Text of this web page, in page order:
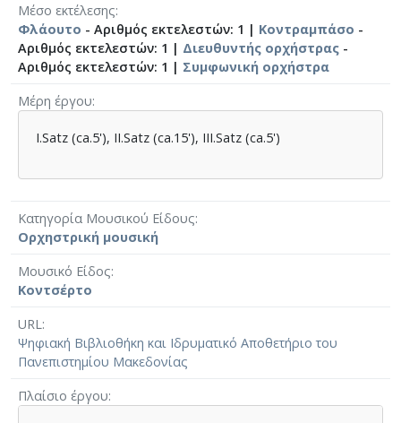
Μέσο εκτέλεσης
Φλάουτο - Αριθμός εκτελεστών: 1 | Κοντραμπάσο -
Αριθμός εκτελεστών: 1 | Διευθυντής ορχήστρας -
Αριθμός εκτελεστών: 1 | Συμφωνική ορχήστρα
Μέρη έργου
Ι.Satz (ca.5'), II.Satz (ca.15'), III.Satz (ca.5')
Κατηγορία Μουσικού Είδους
Ορχηστρική μουσική
Μουσικό Είδος
Κοντσέρτο
URL
Ψηφιακή Βιβλιοθήκη και Ιδρυματικό Αποθετήριο του
Πανεπιστημίου Μακεδονίας
Πλαίσιο έργου